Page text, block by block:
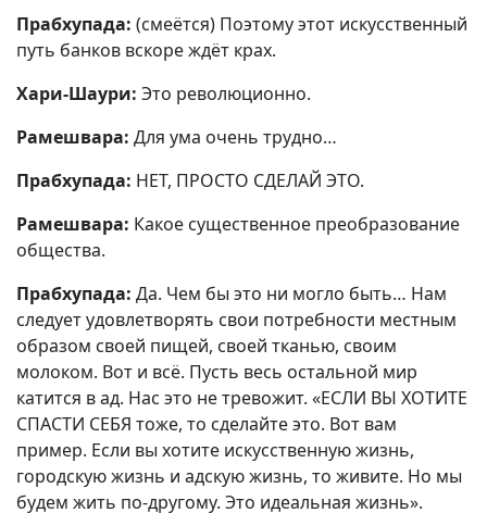
Прабхупада: (смеётся) Поэтому этот искусственный
путь банков вскоре ждёт крах.
Хари-Шаури: Это революционно.
Рамешвара: Для ума очень трудно…
Прабхупада: НЕТ, ПРОСТО СДЕЛАЙ ЭТО.
Рамешвара: Какое существенное преобразование
общества.
Прабхупада: Да. Чем бы это ни могло быть… Нам
следует удовлетворять свои потребности местным
образом своей пищей, своей тканью, своим
молоком. Вот и всё. Пусть весь остальной мир
катится в ад. Нас это не тревожит. «ЕСЛИ ВЫ ХОТИТЕ
СПАСТИ СЕБЯ тоже, то сделайте это. Вот вам
пример. Если вы хотите искусственную жизнь,
городскую жизнь и адскую жизнь, то живите. Но мы
будем жить по-другому. Это идеальная жизнь».